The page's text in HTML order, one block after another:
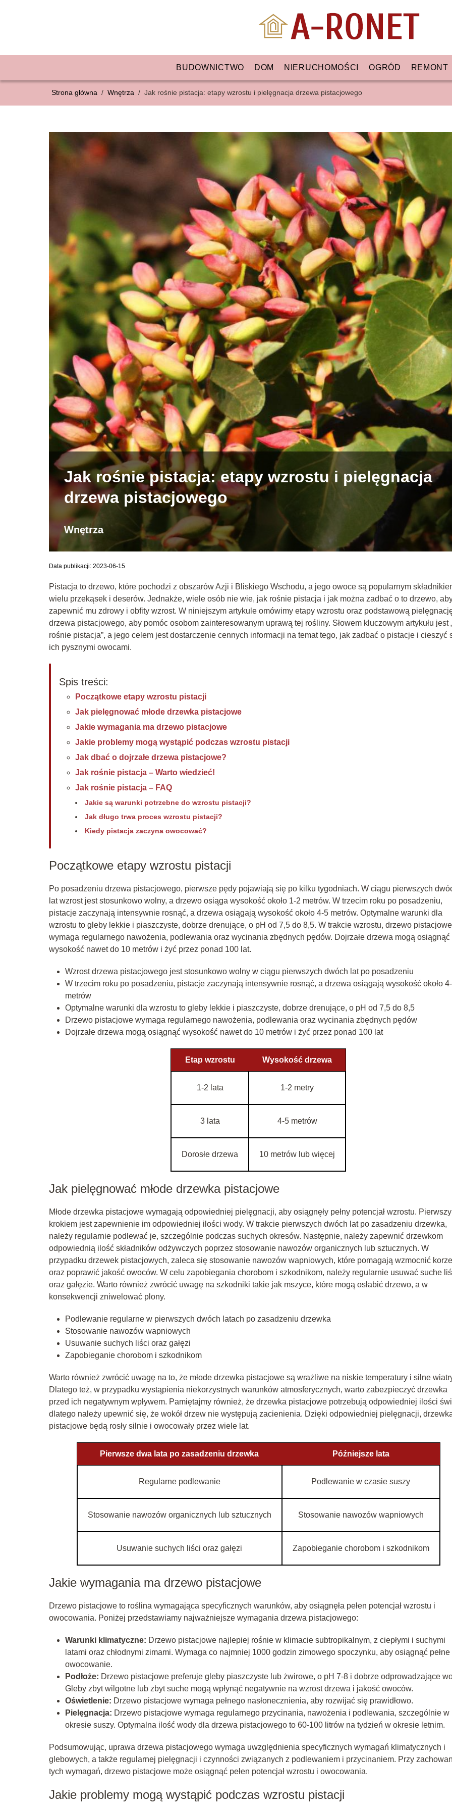
BUDOWNICTWO DOM NIERUCHOMOŚCI OGRÓD REMONT
Strona główna / Wnętrza / Jak rośnie pistacja: etapy wzrostu i pielęgnacja drzewa pistacjowego
Jak rośnie pistacja: etapy wzrostu i pielęgnacja
drzewa pistacjowego
Wnętrza
Data publikacji: 2023-06-15
Pistacja to drzewo, które pochodzi z obszarów Azji i Bliskiego Wschodu, a jego owoce są popularnym
wielu przekąsek i deserów. Jednakże, wiele osób nie wie, jak rośnie pistacja i jak można zadbać o to drzewo,
zapewnić mu zdrowy i obfity wzrost. W niniejszym artykule omówimy etapy wzrostu oraz podstawową
drzewa pistacjowego, aby pomóc osobom zainteresowanym uprawą tej rośliny. Słowem kluczowym artykułu jest
rośnie pistacja”, a jego celem jest dostarczenie cennych informacji na temat tego, jak zadbać o pistacje i cieszyć
ich pysznymi owocami.
Spis treści:
Początkowe etapy wzrostu pistacji
Jak pielęgnować młode drzewka pistacjowe
Jakie wymagania ma drzewo pistacjowe
Jakie problemy mogą wystąpić podczas wzrostu pistacji
Jak dbać o dojrzałe drzewa pistacjowe?
Jak rośnie pistacja – Warto wiedzieć!
Jak rośnie pistacja – FAQ
Jakie są warunki potrzebne do wzrostu pistacji?
Jak długo trwa proces wzrostu pistacji?
Kiedy pistacja zaczyna owocować?
Początkowe etapy wzrostu pistacji
Po posadzeniu drzewa pistacjowego, pierwsze pędy pojawiają się po kilku tygodniach. W ciągu pierwszych
lat wzrost jest stosunkowo wolny, a drzewo osiąga wysokość około 1-2 metrów. W trzecim roku po posadzeniu,
pistacje zaczynają intensywnie rosnąć, a drzewa osiągają wysokość około 4-5 metrów. Optymalne warunki dla
wzrostu to gleby lekkie i piaszczyste, dobrze drenujące, o pH od 7,5 do 8,5. W trakcie wzrostu, drzewo pistacjowe
wymaga regularnego nawożenia, podlewania oraz wycinania zbędnych pędów. Dojrzałe drzewa mogą osiągnąć
wysokość nawet do 10 metrów i żyć przez ponad 100 lat.
Wzrost drzewa pistacjowego jest stosunkowo wolny w ciągu pierwszych dwóch lat po posadzeniu
W trzecim roku po posadzeniu, pistacje zaczynają intensywnie rosnąć, a drzewa osiągają wysokość około
metrów
Optymalne warunki dla wzrostu to gleby lekkie i piaszczyste, dobrze drenujące, o pH od 7,5 do 8,5
Drzewo pistacjowe wymaga regularnego nawożenia, podlewania oraz wycinania zbędnych pędów
Dojrzałe drzewa mogą osiągnąć wysokość nawet do 10 metrów i żyć przez ponad 100 lat
Etap wzrostu Wysokość drzewa
1-2 lata 1-2 metry
3 lata 4-5 metrów
Dorosłe drzewa 10 metrów lub więcej
Jak pielęgnować młode drzewka pistacjowe
Młode drzewka pistacjowe wymagają odpowiedniej pielęgnacji, aby osiągnęły pełny potencjał wzrostu.
krokiem jest zapewnienie im odpowiedniej ilości wody. W trakcie pierwszych dwóch lat po zasadzeniu drzewka,
należy regularnie podlewać je, szczególnie podczas suchych okresów. Następnie, należy zapewnić drzewkom
odpowiednią ilość składników odżywczych poprzez stosowanie nawozów organicznych lub sztucznych. W
przypadku drzewek pistacjowych, zaleca się stosowanie nawozów wapniowych, które pomagają wzmocnić
oraz poprawić jakość owoców. W celu zapobiegania chorobom i szkodnikom, należy regularnie usuwać suche
oraz gałęzie. Warto również zwrócić uwagę na szkodniki takie jak mszyce, które mogą osłabić drzewo, a w
konsekwencji zniwelować plony.
Podlewanie regularne w pierwszych dwóch latach po zasadzeniu drzewka
Stosowanie nawozów wapniowych
Usuwanie suchych liści oraz gałęzi
Zapobieganie chorobom i szkodnikom
Warto również zwrócić uwagę na to, że młode drzewka pistacjowe są wrażliwe na niskie temperatury i silne
Dlatego też, w przypadku wystąpienia niekorzystnych warunków atmosferycznych, warto zabezpieczyć drzewka
przed ich negatywnym wpływem. Pamiętajmy również, że drzewka pistacjowe potrzebują odpowiedniej ilości
dlatego należy upewnić się, że wokół drzew nie występują zacienienia. Dzięki odpowiedniej pielęgnacji,
pistacjowe będą rosły silnie i owocowały przez wiele lat.
Pierwsze dwa lata po zasadzeniu drzewka Późniejsze lata
Regularne podlewanie Podlewanie w czasie suszy
Stosowanie nawozów organicznych lub sztucznych Stosowanie nawozów wapniowych
Usuwanie suchych liści oraz gałęzi Zapobieganie chorobom i szkodnikom
Jakie wymagania ma drzewo pistacjowe
Drzewo pistacjowe to roślina wymagająca specyficznych warunków, aby osiągnęła pełen potencjał wzrostu i
owocowania. Poniżej przedstawiamy najważniejsze wymagania drzewa pistacjowego:
Warunki klimatyczne: Drzewo pistacjowe najlepiej rośnie w klimacie subtropikalnym, z ciepłymi i suchymi
latami oraz chłodnymi zimami. Wymaga co najmniej 1000 godzin zimowego spoczynku, aby osiągnąć pełne
owocowanie.
Podłoże: Drzewo pistacjowe preferuje gleby piaszczyste lub żwirowe, o pH 7-8 i dobrze odprowadzające
Gleby zbyt wilgotne lub zbyt suche mogą wpłynąć negatywnie na wzrost drzewa i jakość owoców.
Oświetlenie: Drzewo pistacjowe wymaga pełnego nasłonecznienia, aby rozwijać się prawidłowo.
Pielęgnacja: Drzewo pistacjowe wymaga regularnego przycinania, nawożenia i podlewania, szczególnie w
okresie suszy. Optymalna ilość wody dla drzewa pistacjowego to 60-100 litrów na tydzień w okresie letnim.
Podsumowując, uprawa drzewa pistacjowego wymaga uwzględnienia specyficznych wymagań klimatycznych i
glebowych, a także regularnej pielęgnacji i czynności związanych z podlewaniem i przycinaniem. Przy
tych wymagań, drzewo pistacjowe może osiągnąć pełen potencjał wzrostu i owocowania.
Jakie problemy mogą wystąpić podczas wzrostu pistacji